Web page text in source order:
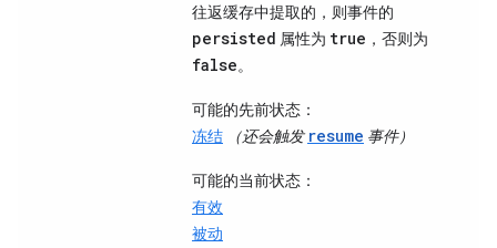
往返缓存中提取的，则事件的
persisted 属性为 true ，否则为
false。
可能的先前状态 ：
冻结
（还会触发resume 事件）
可能的当前状态 ：
有效
被动